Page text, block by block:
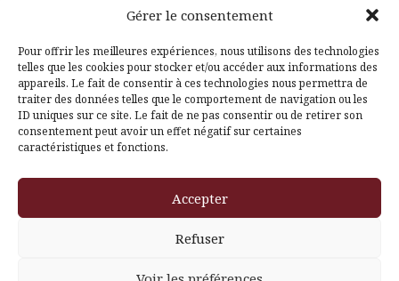
Gérer le consentement
Pour offrir les meilleures expériences, nous utilisons des technologies
telles que les cookies pour stocker et/ou accéder aux informations des
appareils. Le fait de consentir à ces technologies nous permettra de
traiter des données telles que le comportement de navigation ou les
ID uniques sur ce site. Le fait de ne pas consentir ou de retirer son
consentement peut avoir un effet négatif sur certaines
caractéristiques et fonctions.
Accepter
Refuser
Facebook
Pinterest
Themeisle